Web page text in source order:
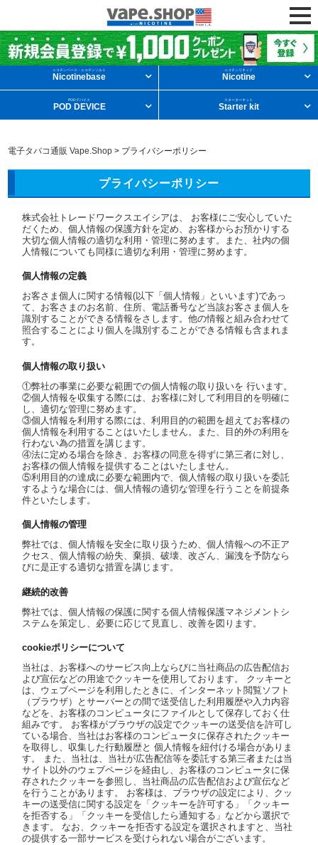
ニコチンリキッドを条件から探す
他の条件から探す
アメリカ・カナダ製 日本製（フレーバー）
ニコチンベース・ニコチンソルト
Nicotinebase
ニコチンリキッド
Nicotine
PODデバイス
POD DEVICE
スターターキット
Starter kit
電子タバコ通販 Vape.Shop > プライバシーポリシー
プライバシーポリシー
株式会社トレードワークスエイシアは、
お客様にご安心していた
だくため、個人情報の保護方針を定め、お客様からお預かりする
大切な個人情報の適切な利用・管理に努めます。また、社内の個
人情報についても同様に適切な利用・管理に努めます。
個人情報の定義
お客さま個人に関する情報(以下「個人情報」といいます)であっ
て、お客さまのお名前、住所、電話番号など当該お客さま個人を
識別することができる情報をさします。他の情報と組み合わせて
照合することにより個人を識別することができる情報も含まれま
す。
個人情報の取り扱い
①弊社の事業に必要な範囲での個人情報の取り扱いを 行います。
②個人情報を収集する際には、お客様に対して利用目的を明確に
し、適切な管理に努めます。
③個人情報を利用する際には、利用目的の範囲を超えてお客様の
個人情報を利用することはいたしません。また、目的外の利用を
行わない為の措置を講じます。
④法に定める場合を除き、お客様の同意を得ずに第三者に対し、
お客様の個人情報を提供することはいたしません。
⑤利用目的の達成に必要な範囲内で、個人情報の取り扱いを委託
するような場合には、個人情報の適切な管理を行うことを前提条
件といたします。
個人情報の管理
弊社では、個人情報を安全に取り扱うため、個人情報への不正ア
クセス、個人情報の紛失、棄損、破壊、改ざん、漏洩を予防なら
びに是正する適切な措置を講じます。
継続的改善
弊社では、個人情報の保護に関する個人情報保護マネジメントシ
ステムを策定し、必要に応じて見直し、改善を図ります。
cookieポリシーについて
当社は、お客様へのサービス向上ならびに当社商品の広告配信お
よび宣伝などの用途でクッキーを使用しております。 クッキーと
は、ウェブページを利用したときに、インターネット閲覧ソフト
（ブラウザ）とサーバーとの間で送受信した利用履歴や入力内容
などを、お客様のコンピュータにファイルとして保存しておく仕
組みです。 お客様がブラウザの設定でクッキーの送受信を許可し
ている場合、当社はお客様のコンピュータに保存されたクッキー
を取得し、収集した行動履歴と 個人情報を紐付ける場合がありま
す。 また、当社は、当社が広告配信等を委託する第三者または当
サイト以外のウェブページを経由し、お客様のコンピュータに保
存されたクッキーを参照し、当社商品の広告配信および宣伝など
を行うことがあります。 お客様は、ブラウザの設定により、クッ
キーの送受信に関する設定を「クッキーを許可する」「クッキー
を拒否する」「クッキーを受信したら通知する」などから選択で
きます。 なお、クッキーを拒否する設定を選択されますと、当社
の提供する一部サービスを受けられない場合がございます。